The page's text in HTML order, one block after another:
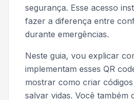
segurança. Esse acesso
fazer a diferença entre
durante emergências.
Neste guia, vou explicar
implementam esses QR
mostrar como criar
salvar vidas. Você também